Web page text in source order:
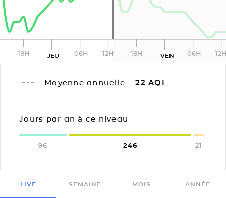
18H JEU 06H 12H 18H VEN 06H
Moyenne annuelle 22 AQI
Jours par an à ce niveau
96 246 21
LIVE SEMAINE MOIS ANNÉE